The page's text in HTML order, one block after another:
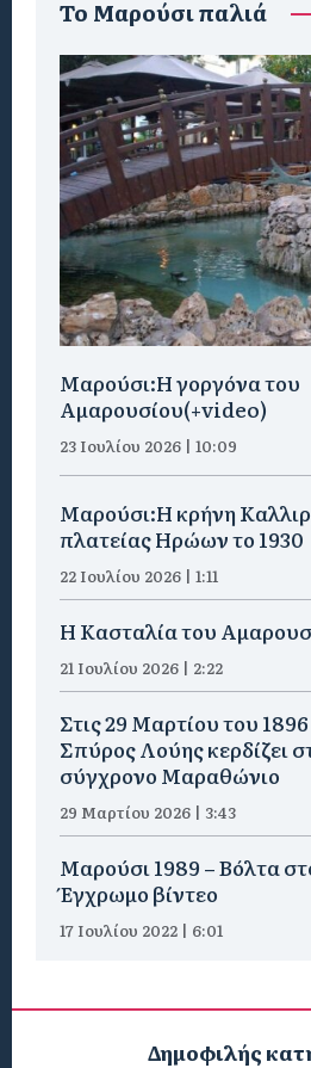
To Μαρούσι παλιά
Μαρούσι:H γοργόνα του
Αμαρουσίου(+video)
23 Ιουλίου 2026 | 10:09
Μαρούσι:Η κρήνη
πλατείας Ηρώων το 1930
22 Ιουλίου 2026 | 1:11
Η Κασταλία του
21 Ιουλίου 2026 | 2:22
Στις 29 Μαρτίου του
Σπύρος Λούης κερδίζει
σύγχρονο Μαραθώνιο
29 Μαρτίου 2026 | 3:43
Μαρούσι 1989 – Βόλτα
Έγχρωμο βίντεο
17 Ιουλίου 2022 | 6:01
Δημοφιλής